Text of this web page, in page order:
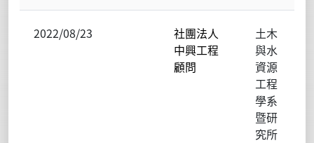
2022/08/23
社團法人
中興工程
顧問
土木
與水
資源
工程
學系
暨研
究所